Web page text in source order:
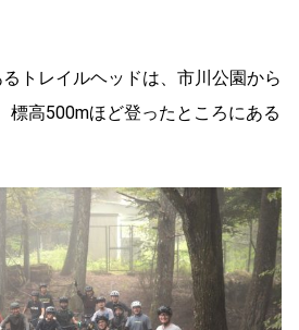
トレイルヘッドは、市川公園から
標高500mほど登ったところにある